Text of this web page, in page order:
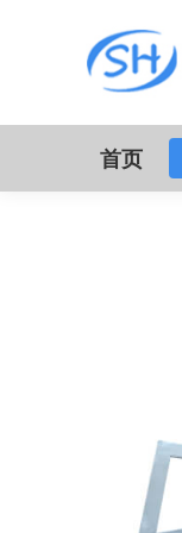
首页